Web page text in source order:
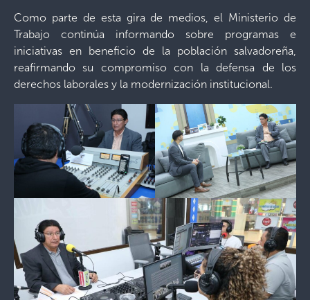
Como parte de esta gira de medios, el Ministerio de
Trabajo continúa informando sobre programas e
iniciativas en beneficio de la población salvadoreña,
reafirmando su compromiso con la defensa de los
derechos laborales y la modernización institucional.